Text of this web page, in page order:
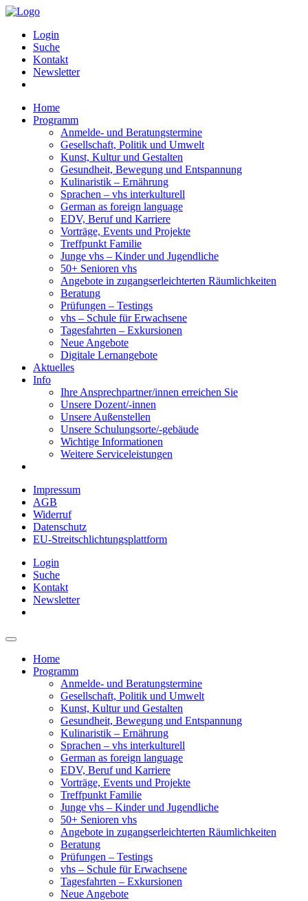
Login
Suche
Kontakt
Newsletter
Home
Programm
Anmelde- und Beratungstermine
Gesellschaft, Politik und Umwelt
Kunst, Kultur und Gestalten
Gesundheit, Bewegung und Entspannung
Kulinaristik – Ernährung
Sprachen – vhs interkulturell
German as foreign language
EDV, Beruf und Karriere
Vorträge, Events und Projekte
Treffpunkt Familie
Junge vhs – Kinder und Jugendliche
50+ Senioren vhs
Angebote in zugangserleichterten Räumlichkeiten
Beratung
Prüfungen – Testings
vhs – Schule für Erwachsene
Tagesfahrten – Exkursionen
Neue Angebote
Digitale Lernangebote
Aktuelles
Info
Ihre Ansprechpartner/innen erreichen Sie
Unsere Dozent/-innen
Unsere Außenstellen
Unsere Schulungsorte/-gebäude
Wichtige Informationen
Weitere Serviceleistungen
Impressum
AGB
Widerruf
Datenschutz
EU-Streitschlichtungsplattform
Login
Suche
Kontakt
Newsletter
Home
Programm
Anmelde- und Beratungstermine
Gesellschaft, Politik und Umwelt
Kunst, Kultur und Gestalten
Gesundheit, Bewegung und Entspannung
Kulinaristik – Ernährung
Sprachen – vhs interkulturell
German as foreign language
EDV, Beruf und Karriere
Vorträge, Events und Projekte
Treffpunkt Familie
Junge vhs – Kinder und Jugendliche
50+ Senioren vhs
Angebote in zugangserleichterten Räumlichkeiten
Beratung
Prüfungen – Testings
vhs – Schule für Erwachsene
Tagesfahrten – Exkursionen
Neue Angebote